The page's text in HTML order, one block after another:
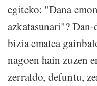
egiteko: "Dana
azkatasunari"?
bizia ematea
nagoen hain zuzen
zerraldo, defuntu,